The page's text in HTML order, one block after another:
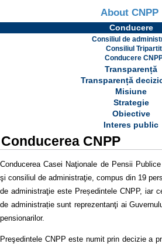
About CNPP
Conducere
Consiliul de
Consiliul Tripartit
Conducere
Transparență
Transparență
Misiune
Strategie
Obiective
Interes public
Conducerea CNPP
Conducerea Casei Naţionale de Pensii
şi consiliul de administraţie, compus din 19
de administraţie este Președintele CNPP, iar
de administrație sunt reprezentanţi ai
pensionarilor.
Preşedintele CNPP este numit prin decizie a